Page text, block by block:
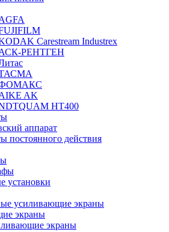
Carestream Industrex
АСК-РЕНТГЕН
ТАСМА
ФОМАКС
AIKE AK
NDTQUAM HT400
аппарат
постоянного действия
установки
усиливающие экраны
экраны
экраны